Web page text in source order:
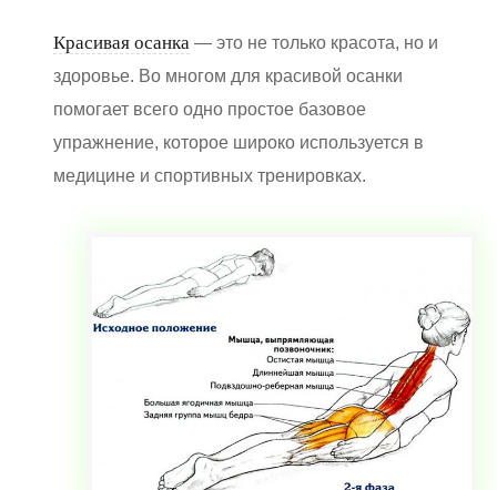
Красивая осанка — это не только красота, но и
здоровье. Во многом для красивой осанки
помогает всего одно простое базовое
упражнение, которое широко используется в
медицине и спортивных тренировках.